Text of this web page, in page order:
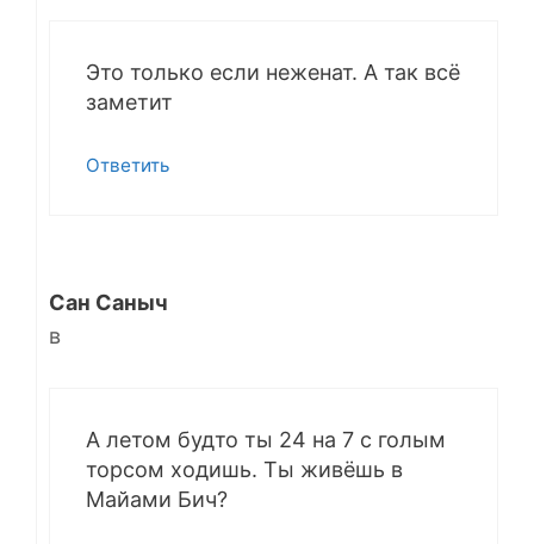
Это только если неженат. А так всё
заметит
Ответить
Сан Саныч
в
А летом будто ты 24 на 7 с голым
торсом ходишь. Ты живёшь в
Майами Бич?